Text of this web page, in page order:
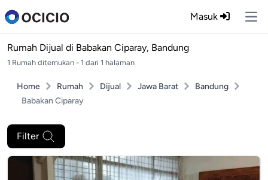
Masuk
Rumah Dijual di Babakan Ciparay, Bandung
1 Rumah ditemukan - 1 dari 1 halaman
Home Rumah Dijual Jawa Barat
Bandung
Babakan Ciparay
Filter